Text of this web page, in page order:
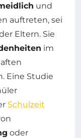
und
auftreten, sei
Eltern. Sie
im
Eine Studie
Schulzeit
oder